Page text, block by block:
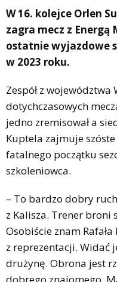
W 16. kolejce Orlen
zagra mecz z Energą
ostatnie wyjazdowe
w 2023 roku.
Zespół z
dotychczasowych
jedno zremisował a
Kuptela zajmuje
fatalnego początku
szkoleniowca.
– To bardzo dobry
z Kalisza. Trener
Osobiście znam
z reprezentacji. Widać
drużynę. Obrona jest
dobrego znajomego,